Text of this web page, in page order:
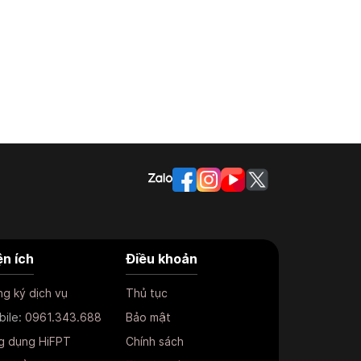
ích
ký dịch vụ
0961.343.688
dụng HiFPT
Điều khoản
Thủ tục
Bảo mật
Chính sách